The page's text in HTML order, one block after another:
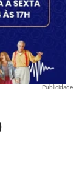
Publicidade